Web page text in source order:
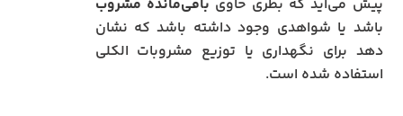
پیش می‌آید که بطری حاوی باقی‌مانده مشروب
باشد یا شواهدی وجود داشته باشد که نشان
دهد برای نگهداری یا توزیع مشروبات الکلی
استفاده شده است.